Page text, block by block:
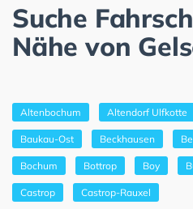
Suche
Nähe von
Altenbochum Altendorf Ulfkotte
Baukau-Ost Beckhausen
Bochum Bottrop Boy
Castrop Castrop-Rauxel